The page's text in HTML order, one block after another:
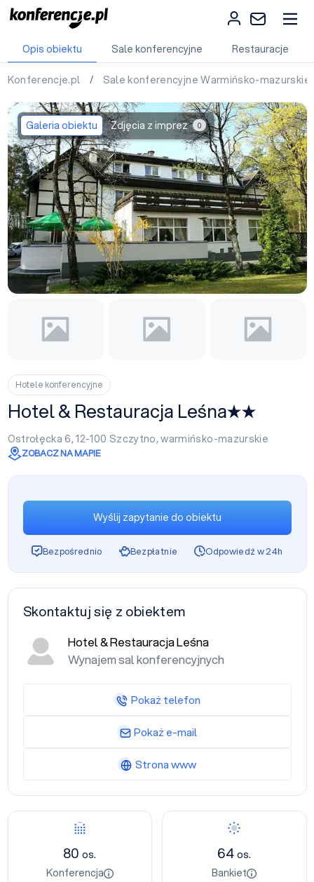
Opis obiektu Sale konferencyjne Restauracje
Konferencje.pl / Sale konferencyjne Warmińsko-mazurskie
Galeria obiektu Zdjęcia z imprez 0
Hotele konferencyjne
Hotel & Restauracja Leśna
Ostrołęcka 6, 12-100 Szczytno,warmińsko-mazurskie
ZOBACZ NA MAPIE
Konferencja
80os.
Konferencja
Bankiet
64os.
Bankiet
Wyślij zapytanie do obiektu
Bezpośrednio Bezpłatnie Odpowiedź w 24h
Skontaktuj się z obiektem
Hotel & Restauracja Leśna
Wynajem sal konferencyjnych
Pokaż telefon
Pokaż e-mail
Strona www